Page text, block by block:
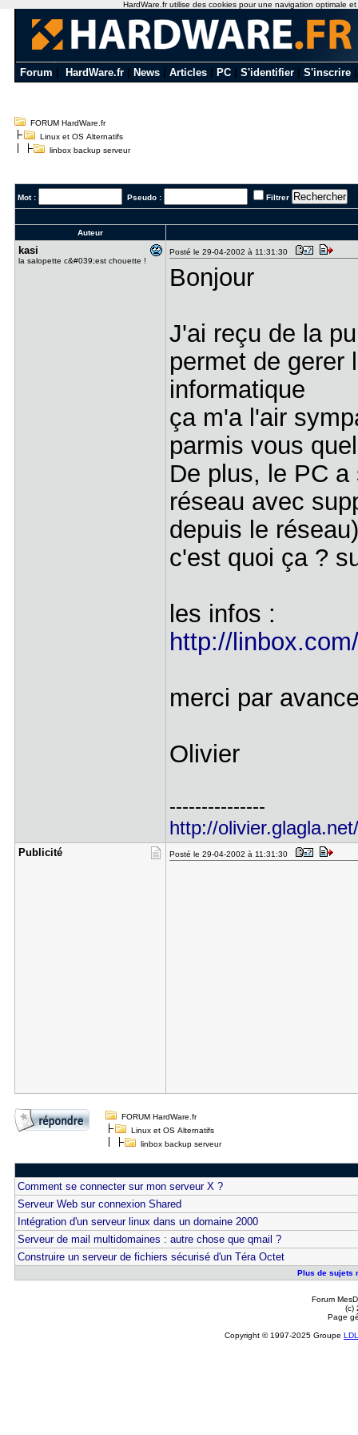
Forum HardWare.fr News Articles PC S'identifier S'inscrire
FORUM HardWare.fr
Linux et OS Alternatifs
linbox backup serveur
Mot : Pseudo : Filtrer
Auteur
kasi
la salopette c&#039;est chouette !
Posté le 29-04-2002 à 11:31:30
Bonjour
J'ai reçu de la
permet de gerer
informatique
ça m'a l'air
parmis vous
De plus, le PC
réseau avec
depuis le réseau)
c'est quoi ça ?
les infos :
http://
merci par
Olivier
---------------
http://olivier.glagla.net/
Publicité Posté le 29-04-2002 à 11:31:30
FORUM HardWare.fr
Linux et OS Alternatifs
linbox backup serveur
Comment se connecter sur mon serveur X ?
Serveur Web sur connexion Shared
Intégration d'un serveur linux dans un domaine 2000
Serveur de mail multidomaines : autre chose que qmail ?
Construire un serveur de fichiers sécurisé d'un Téra Octet
Plus de sujets
Forum
(c)
Page
Copyright © 1997-2025 Groupe
HardWare.fr utilise des cookies pour une navigation optimale